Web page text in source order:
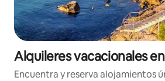
Alquileres vacacionales
Encuentra y reserva alojamientos